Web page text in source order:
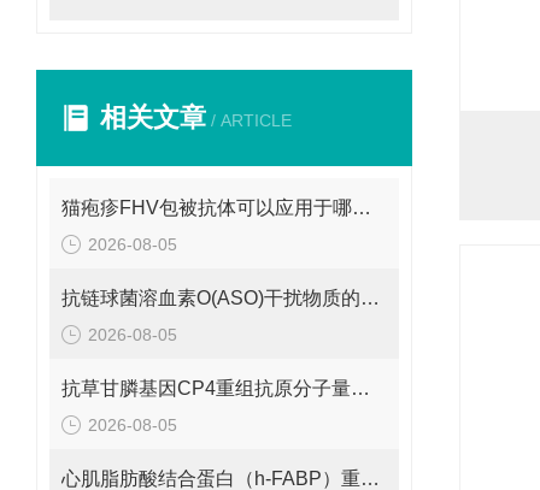
相关文章 / ARTICLE
猫疱疹FHV包被抗体可以应用于哪些方面呢？
2026-08-05
抗链球菌溶血素O(ASO)干扰物质的有效期是多久呢？
2026-08-05
抗草甘膦基因CP4重组抗原分子量是多少呢？
2026-08-05
心肌脂肪酸结合蛋白（h-FABP）重组蛋白的分子量是多少呢？